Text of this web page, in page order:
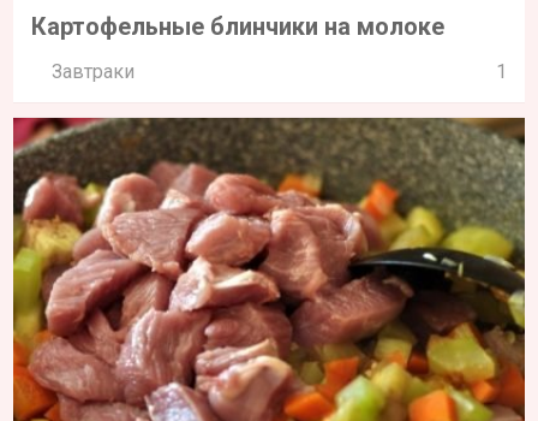
Картофельные блинчики на молоке
Завтраки 1